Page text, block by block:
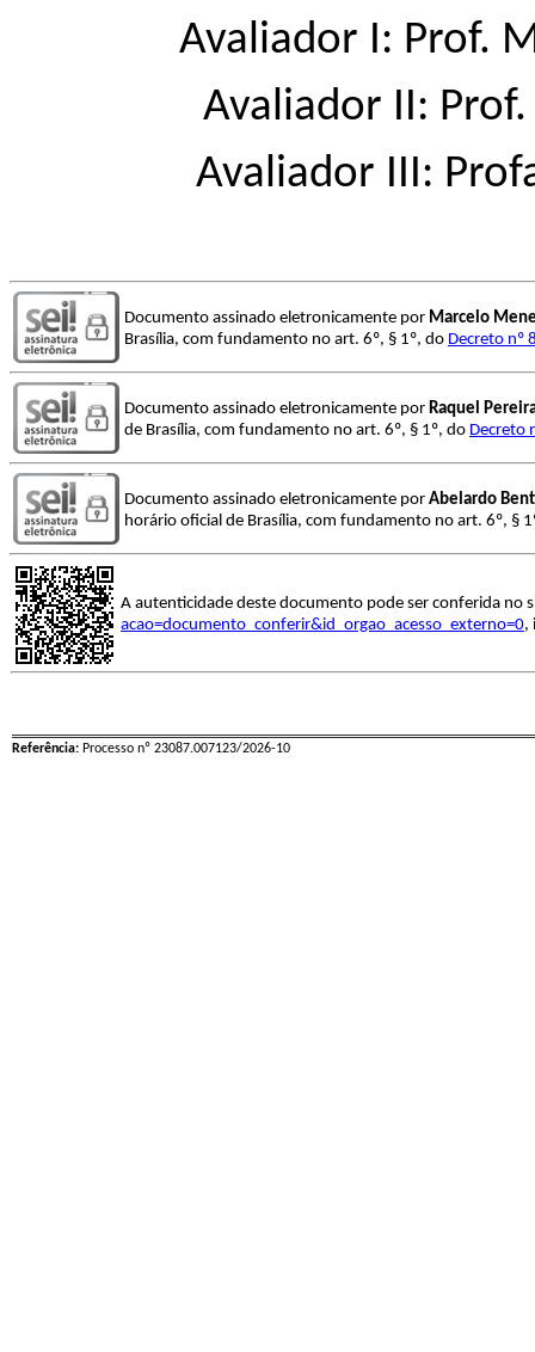
Avaliador I: Prof.
Avaliador II:
Avaliador III:
Documento assinado eletronicamente por Marcelo
Brasília, com fundamento no art. 6º, § 1º, do Decreto nº
Documento assinado eletronicamente por Raquel
de Brasília, com fundamento no art. 6º, § 1º, do Decreto
Documento assinado eletronicamente por Abelardo
horário oficial de Brasília, com fundamento no art. 6º, §
A autenticidade deste documento pode ser conferida no
acao=documento_conferir&id_orgao_acesso_externo=0,
Referência: Processo nº 23087.007123/2026-10